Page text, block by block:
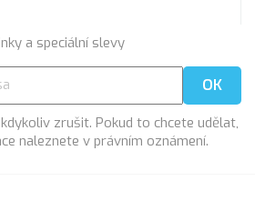
a speciální slevy
zrušit. Pokud to chcete udělat,
naleznete v právním oznámení.